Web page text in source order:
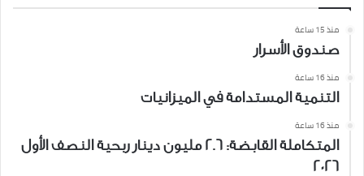
منذ 15 ساعة
صندوق الأسرار
منذ 16 ساعة
التنمية المستدامة في الميزانيات
منذ 16 ساعة
المتكاملة القابضة: 2.6 مليون دينار ربحية النصف الأول
2026